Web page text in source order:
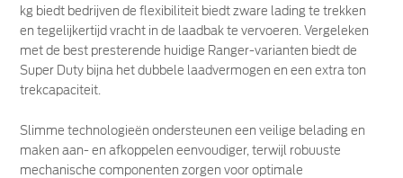
kg biedt bedrijven de flexibiliteit biedt zware lading te trekken
en tegelijkertijd vracht in de laadbak te vervoeren. Vergeleken
met de best presterende huidige Ranger-varianten biedt de
Super Duty bijna het dubbele laadvermogen en een extra ton
trekcapaciteit.
Slimme technologieën ondersteunen een veilige belading en
maken aan- en afkoppelen eenvoudiger, terwijl robuuste
mechanische componenten zorgen voor optimale